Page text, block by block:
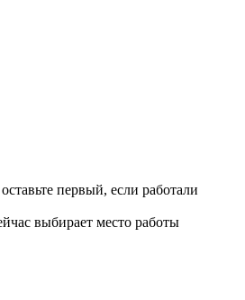
первый, если работали
выбирает место работы